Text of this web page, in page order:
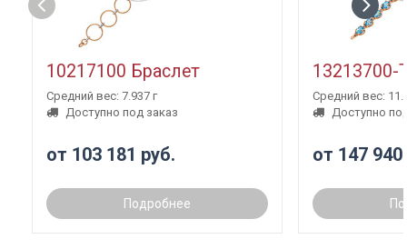
10217100 Браслет
Средний вес: 7.937 г
Доступно под заказ
от 103 181 руб.
Подробнее
13213700-
Средний вес:
Доступно
от 147 940